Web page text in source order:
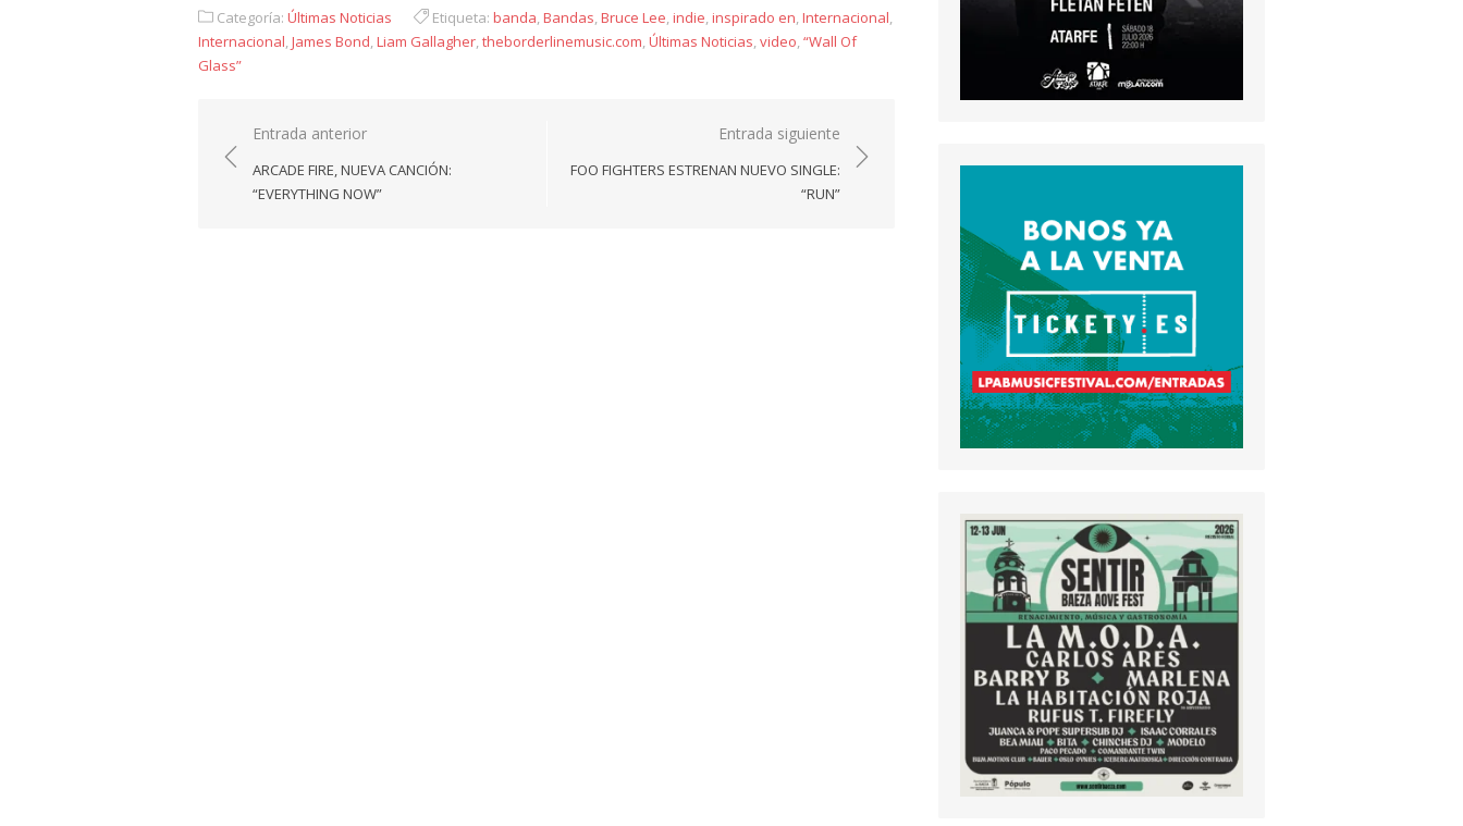
Categoría: Últimas Noticias Etiqueta: banda,Bandas,Bruce Lee,indie,inspirado en,Internacional,
Internacional,James Bond,Liam Gallagher,theborderlinemusic.com,Últimas Noticias,video,“Wall Of
Glass”
Navegación
de
entradas
Entrada anterior
ARCADE FIRE, NUEVA CANCIÓN:
“EVERYTHING NOW”
Entrada siguiente
FOO FIGHTERS ESTRENAN NUEVO SINGLE:
“RUN”